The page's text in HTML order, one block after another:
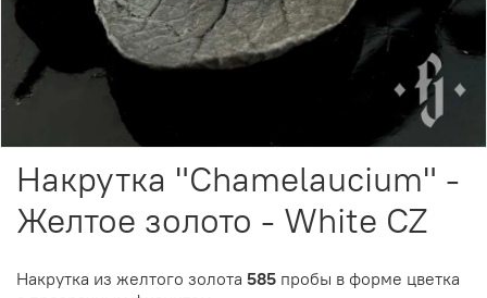
Накрутка "Chamelaucium" -
Желтое золото - White CZ
Накрутка из желтого золота 585 пробы в форме цветка